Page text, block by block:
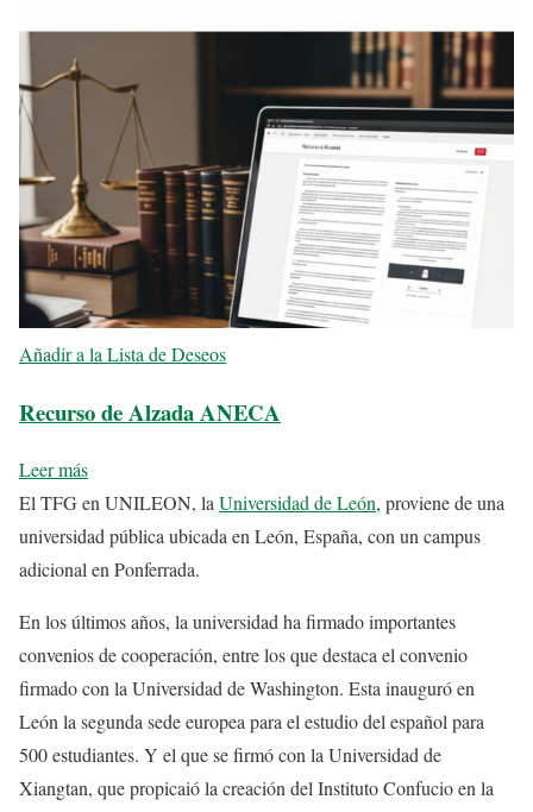
Añadir a la Lista de Deseos
Recurso de Alzada ANECA
Leer más
El TFG en UNILEON, laUniversidad de León, proviene de una
universidad pública ubicada en León, España, con un campus
adicional en Ponferrada.
En los últimos años, la universidad ha firmado importantes
convenios de cooperación, entre los que destaca el convenio
firmado con la Universidad de Washington. Esta inauguró en
León la segunda sede europea para el estudio del español para
500 estudiantes. Y el que se firmó con la Universidad de
Xiangtan, que propicaió la creación del Instituto Confucio en la